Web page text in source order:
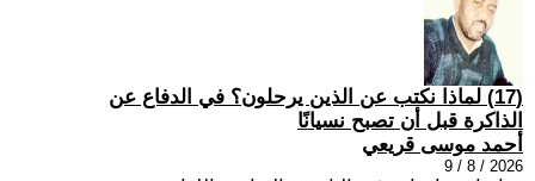
(17) لماذا نكتب عن الذين يرحلون؟ في الدفاع عن
الذاكرة قبل أن تصبح نسيانًا
أحمد موسى قريعي
2026 / 8 / 9